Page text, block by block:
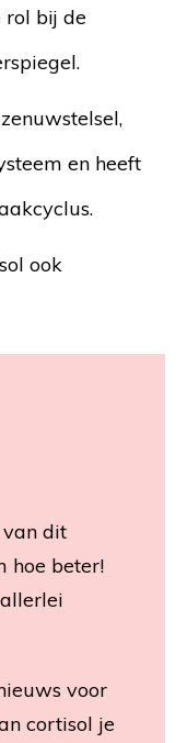
rol bij de
en heeft
ook
van dit
hoe beter!
voor
cortisol je